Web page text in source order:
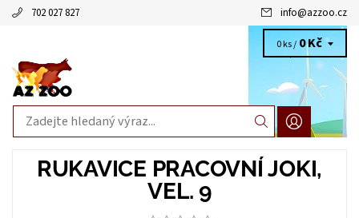
702 027 827 info@azzoo.cz
0 ks / 0 Kč
RUKAVICE PRACOVNÍ JOKI,
VEL. 9